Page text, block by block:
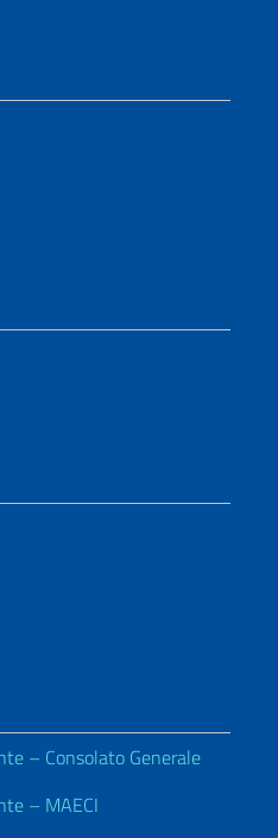
– Consolato Generale
– MAECI